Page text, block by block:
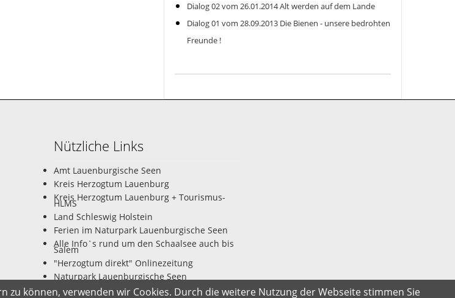
Dialog 02 vom 26.01.2014 Alt werden auf dem Lande
Dialog 01 vom 28.09.2013 Die Bienen - unsere bedrohten
Freunde !
Nützliche Links
Amt Lauenburgische Seen
Kreis Herzogtum Lauenburg
Kreis Herzogtum Lauenburg + Tourismus-
HLMS
Land Schleswig Holstein
Ferien im Naturpark Lauenburgische Seen
Alle Info`s rund um den Schaalsee auch bis
Salem
"Herzogtum direkt" Onlinezeitung
Naturpark Lauenburgische Seen
Seminarhaus FreiRaum Dargow
können, verwenden wir Cookies. Durch die weitere Nutzung der Webseite stimmen Sie